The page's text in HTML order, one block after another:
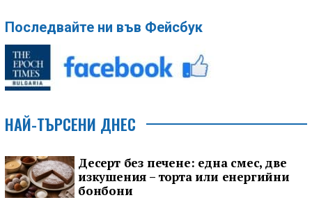
Последвайте ни във Фейсбук
НАЙ-ТЪРСЕНИ ДНЕС
Десерт без печене: една смес, две
изкушения – торта или енергийни
бонбони